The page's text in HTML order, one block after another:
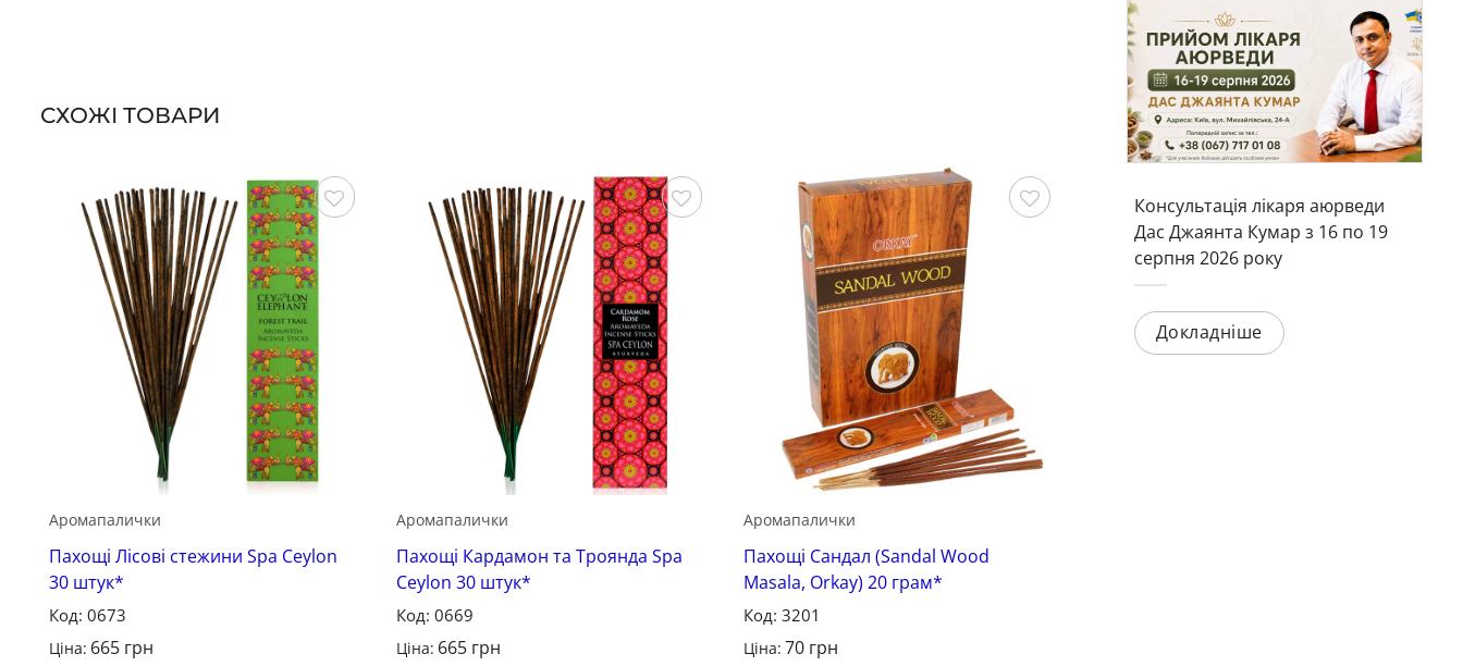
Консультація лікаря аюрведи
Дас Джаянта Кумар з 16 по 19
серпня 2026 року
Докладніше
СХОЖІ ТОВАРИ
Зберегти
Аромапалички
Пахощі Лісові стежини Spa Ceylon
30 штук*
Код: 0673
Ціна: 665 грн
Зберегти
Аромапалички
Пахощі Кардамон та Троянда Spa
Ceylon 30 штук*
Код: 0669
Ціна: 665 грн
Аромапалички
Пахощі Сандал (Sandal Wood
Masala, Orkay) 20 грам*
Код: 3201
Ціна: 70 грн
Зберегти